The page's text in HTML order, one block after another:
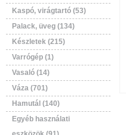
Kaspó, virágtartó (53)
Palack, üveg (134)
Készletek (215)
Varrógép (1)
Vasaló (14)
Váza (701)
Hamutál (140)
Egyéb használati